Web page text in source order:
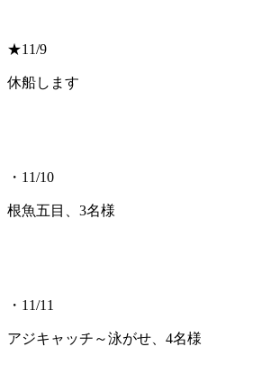
★11/9
休船します
・11/10
根魚五目、3名様
・11/11
アジキャッチ～泳がせ、4名様